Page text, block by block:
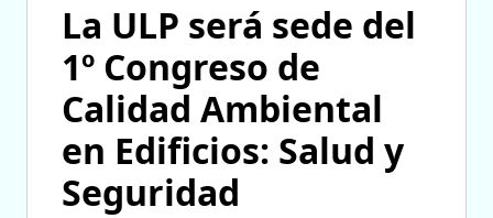
La ULP será sede del
1º Congreso de
Calidad Ambiental
en Edificios: Salud y
Seguridad